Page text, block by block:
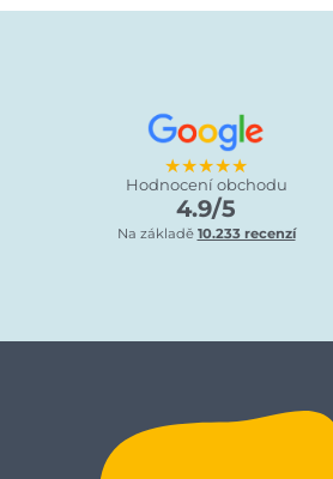
★★★★★
Hodnocení obchodu
4.9/5
Na základě 10.233 recenzí